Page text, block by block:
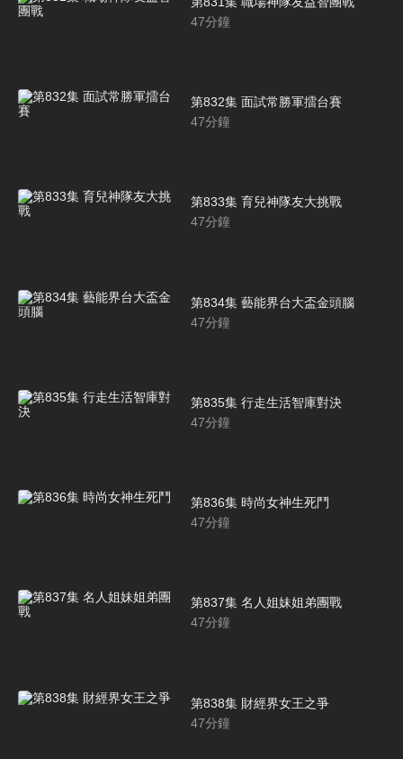
47分鐘
第832集 面試常勝軍擂台賽
47分鐘
第833集 育兒神隊友大挑戰
47分鐘
第834集 藝能界台大盃金頭腦
47分鐘
第835集 行走生活智庫對決
47分鐘
第836集 時尚女神生死鬥
47分鐘
第837集 名人姐妹姐弟團戰
47分鐘
第838集 財經界女王之爭
47分鐘